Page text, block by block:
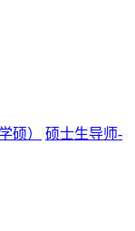
硕）
硕士生导师-